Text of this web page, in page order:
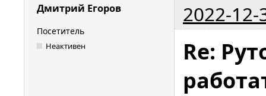
Дмитрий Егоров 2022-12-
Посетитель
Неактивен
Re: